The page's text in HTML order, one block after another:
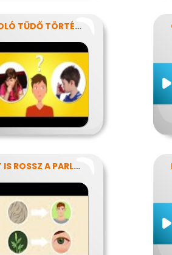
A SÍPOLÓ TÜDŐ TÖRTÉNETE
MIÉRT IS ROSSZ A PARLAGFŰ?